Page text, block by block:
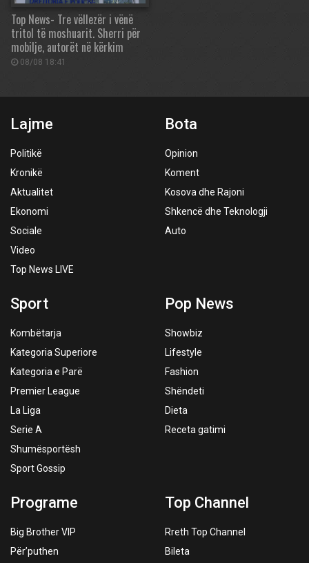
Top News- Tre vëllezër i vënë
tritol të moshuarit. Sherri për
mobilje, autorët në kërkim
08/08 18:41
Lajme
Politikë
Kronikë
Aktualitet
Ekonomi
Sociale
Video
Top News LIVE
Bota
Opinion
Koment
Kosova dhe Rajoni
Shkencë dhe Teknologji
Auto
Sport
Kombëtarja
Kategoria Superiore
Kategoria e Parë
Premier League
La Liga
Serie A
Shumësportësh
Sport Gossip
Pop News
Showbiz
Lifestyle
Fashion
Shëndeti
Dieta
Receta gatimi
Programe
Big Brother VIP
Për’puthen
Top Channel
Rreth Top Channel
Bileta